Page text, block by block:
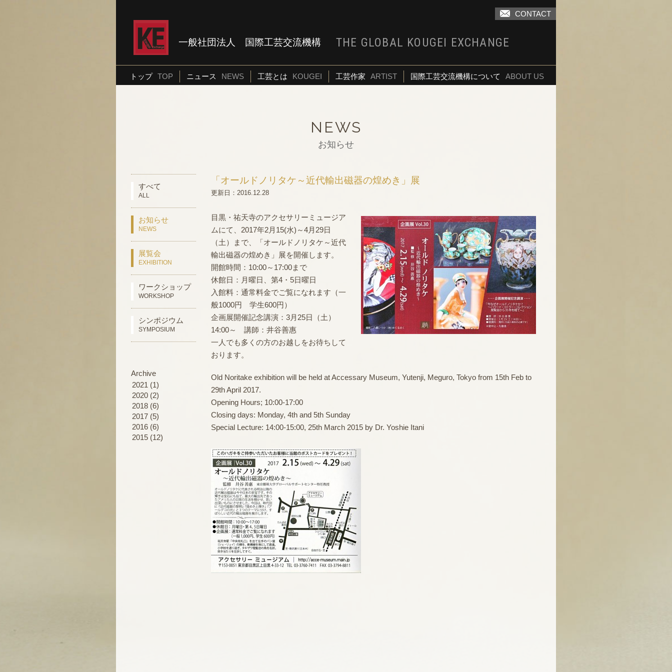
CONTACT
一般社団法人 国際工芸交流機構 THE GLOBAL KOUGEI EXCHANGE
トップ TOP ニュース NEWS 工芸とは KOUGEI 工芸作家 ARTIST 国際工芸交流機構について ABOUT US
NEWS
お知らせ
すべて
ALL
お知らせ
NEWS
展覧会
EXHIBITION
ワークショップ
WORKSHOP
シンポジウム
SYMPOSIUM
Archive
2021 (1)
2020 (2)
2018 (6)
2017 (5)
2016 (6)
2015 (12)
「オールドノリタケ～近代輸出磁器の煌めき」展
更新日：2016.12.28
目黒・祐天寺のアクセサリーミュージア
ムにて、2017年2月15(水)～4月29日
（土）まで、「オールドノリタケ～近代
輸出磁器の煌めき」展を開催します。
開館時間：10:00～17:00まで
休館日：月曜日、第4・5日曜日
入館料：通常料金でご覧になれます（一
般1000円 学生600円）
企画展開催記念講演：3月25日（土）
14:00～ 講師：井谷善惠
一人でも多くの方のお越しをお待ちして
おります。
Old Noritake exhibition will be held at Accessary Museum, Yutenji, Meguro, Tokyo from 15th Feb to
29th April 2017.
Opening Hours; 10:00-17:00
Closing days: Monday, 4th and 5th Sunday
Special Lecture: 14:00-15:00, 25th March 2015 by Dr. Yoshie Itani